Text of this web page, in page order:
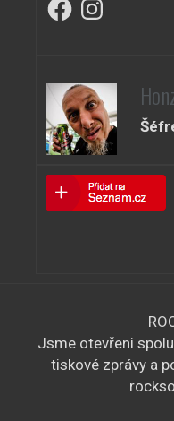
Jsme otevřeni
tiskové zprávy a